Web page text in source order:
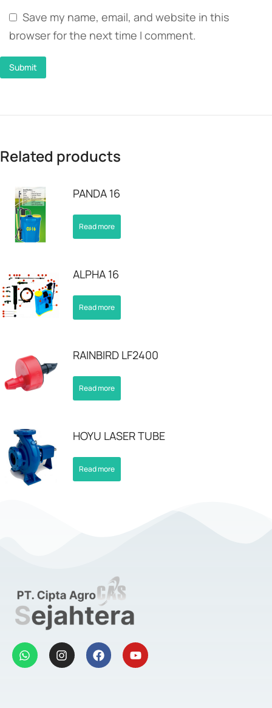
Save my name, email, and website in this
browser for the next time I comment.
Related products
PANDA 16
Read more
ALPHA 16
Read more
RAINBIRD LF2400
Read more
HOYU LASER TUBE
Read more